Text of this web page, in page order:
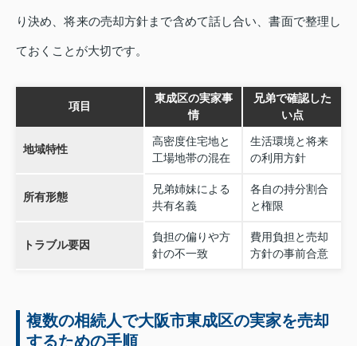
り決め、将来の売却方針まで含めて話し合い、書面で整理し
ておくことが大切です。
項目
東成区の実家事
情
兄弟で確認した
い点
地域特性
高密度住宅地と
工場地帯の混在
生活環境と将来
の利用方針
所有形態
兄弟姉妹による
共有名義
各自の持分割合
と権限
トラブル要因
負担の偏りや方
針の不一致
費用負担と売却
方針の事前合意
複数の相続人で大阪市東成区の実家を売却
するための手順